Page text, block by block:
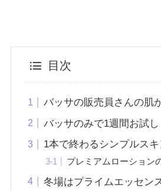
目次
バッサの販売員さんの肌
バッサのみで1週間お試し
1本で終わるシンプルス
プレミアムローション
冬場はプライムエッセン